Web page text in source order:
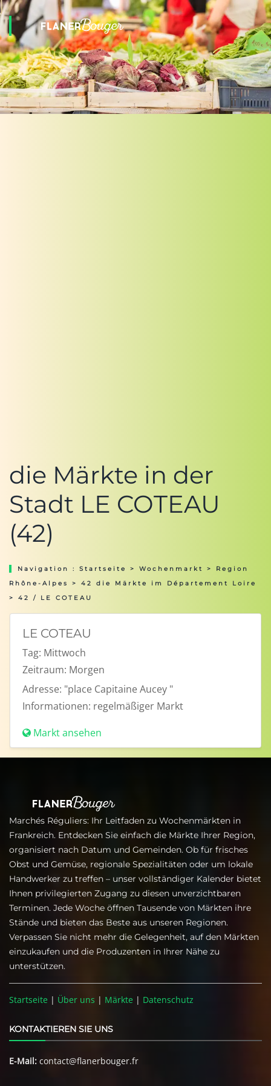
die Märkte in der
Stadt LE COTEAU
(42)
Navigation : Startseite > Wochenmarkt > Region
Rhône-Alpes
> 42 die Märkte im Département Loire
> 42 / LE COTEAU
LE COTEAU
Tag: Mittwoch
Zeitraum: Morgen
Adresse: "place Capitaine Aucey "
Informationen: regelmäßiger Markt
Markt ansehen
Marchés Réguliers: Ihr Leitfaden zu Wochenmärkten in
Frankreich. Entdecken Sie einfach die Märkte Ihrer Region,
organisiert nach Datum und Gemeinden. Ob für frisches
Obst und Gemüse, regionale Spezialitäten oder um lokale
Handwerker zu treffen – unser vollständiger Kalender bietet
Ihnen privilegierten Zugang zu diesen unverzichtbaren
Terminen. Jede Woche öffnen Tausende von Märkten ihre
Stände und bieten das Beste aus unseren Regionen.
Verpassen Sie nicht mehr die Gelegenheit, auf den Märkten
einzukaufen und die Produzenten in Ihrer Nähe zu
unterstützen.
Startseite | Über uns | Märkte | Datenschutz
KONTAKTIEREN SIE UNS
E-Mail: contact@flanerbouger.fr